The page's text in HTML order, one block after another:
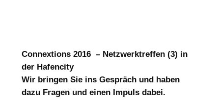
Connextions 2016 – Netzwerktreffen (3) in
der Hafencity
Wir bringen Sie ins Gespräch und haben
dazu Fragen und einen Impuls dabei.